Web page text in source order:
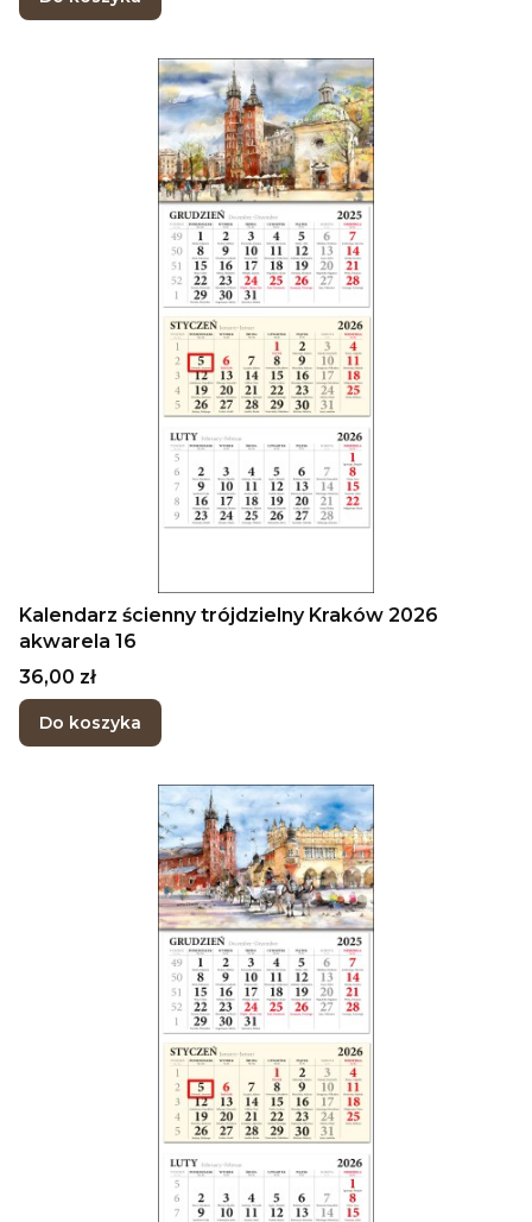
Kalendarz ścienny trójdzielny Kraków 2026
akwarela 16
Cena
36,00 zł
Do koszyka